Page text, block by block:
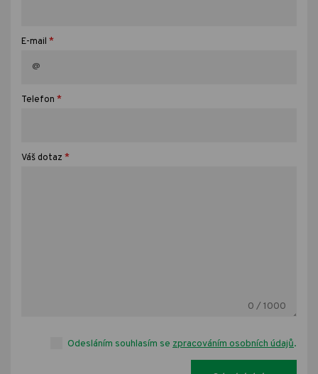
E-mail *
Telefon *
Váš dotaz *
0 / 1000
Odesláním souhlasím se zpracováním osobních údajů.